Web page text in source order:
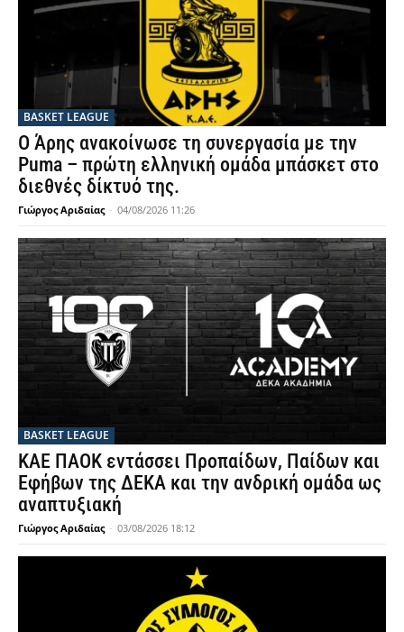
BASKET LEAGUE
Ο Άρης ανακοίνωσε τη συνεργασία με την
Puma – πρώτη ελληνική ομάδα μπάσκετ στο
διεθνές δίκτυό της.
Γιώργος Αριδαίας - 04/08/2026 11:26
BASKET LEAGUE
ΚΑΕ ΠΑΟΚ εντάσσει Προπαίδων, Παίδων και
Εφήβων της ΔΕΚΑ και την ανδρική ομάδα ως
αναπτυξιακή
Γιώργος Αριδαίας - 03/08/2026 18:12